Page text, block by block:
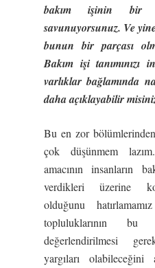
bakım işinin bir
savunuyorsunuz. Ve
bunun bir parçası
Bakım işi
varlıklar bağlamında
daha açıklayabilir
Bu en zor
çok düşünmem
amacının insanların
verdikleri üzerine
olduğunu
topluluklarının
değerlendirilmesi
yargıları